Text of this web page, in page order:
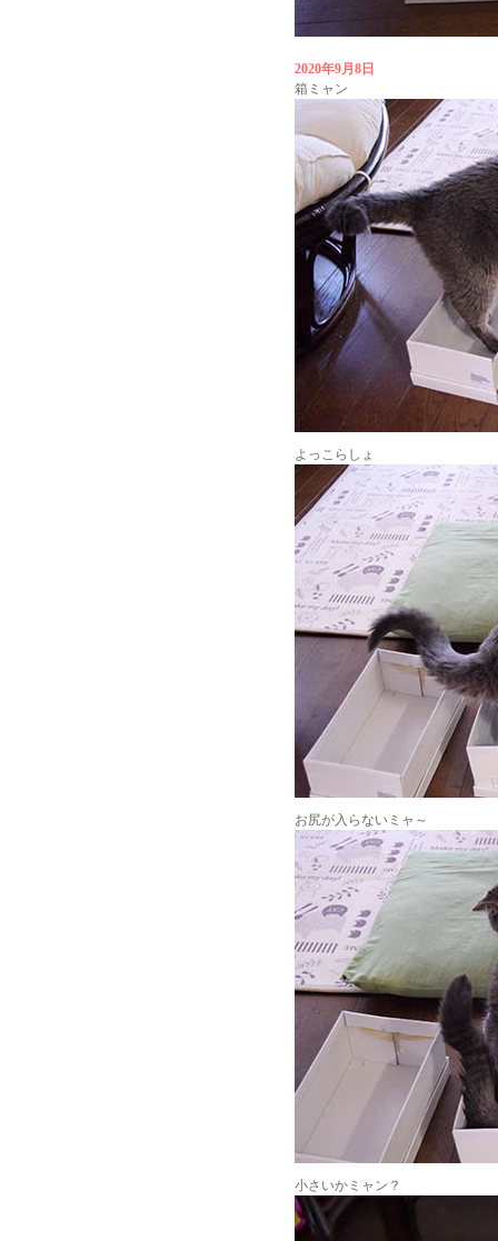
2020年9月8日
箱ミャン
よっこらしょ
お尻が入らないミャ～
小さいかミャン？